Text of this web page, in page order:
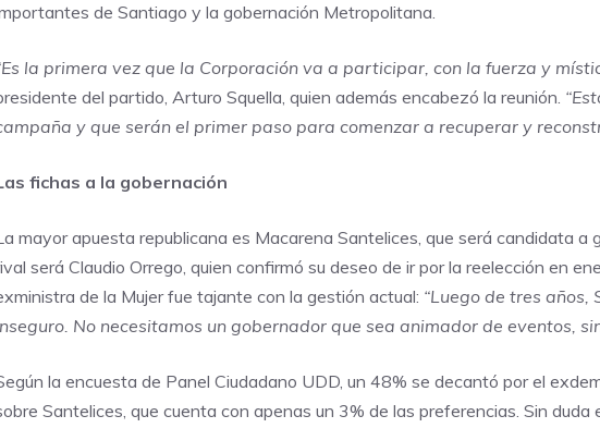
de Santiago y la gobernación Metropolitana.
la primera vez que la Corporación va a participar, con la fuerza y
del partido, Arturo Squella, quien además encabezó la reunión.
y que serán el primer paso para comenzar a recuperar y
fichas a la gobernación
mayor apuesta republicana es Macarena Santelices, que será candidata a
será Claudio Orrego, quien confirmó su deseo de ir por la reelección en
de la Mujer fue tajante con la gestión actual: “Luego de tres
No necesitamos un gobernador que sea animador de eventos,
la encuesta de Panel Ciudadano UDD, un 48% se decantó por el
Santelices, que cuenta con apenas un 3% de las preferencias. Sin duda